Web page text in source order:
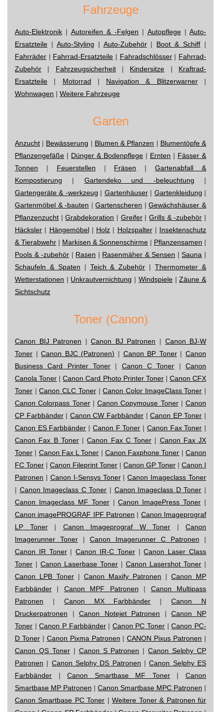
Fahrzeuge
Auto-Elektronik | Autoreifen & -Felgen | Autopflege| Auto-
Ersatzteile | Auto-Styling | Auto-Zubehör| Boot & Schiff |
Fahrräder | Fahrrad-Ersatzteile | Fahradschlösser| Fahrrad-
Zubehör | Fahrzeugsicherheit| Kindersitze | Kraftrad-
Ersatzteile | Motorrad | Navigation & Blitzerwarner|
Wohnwagen | Weitere Fahrzeuge
Garten
Anzucht | Bewässerung | Blumen & Pflanzen | Blumentöpfe &
Pflanzengefäße | Dünger & Bodenpflege | Ernten | Fässer &
Tonnen | Feuerstellen | Fräsen |Gartenabfall &
Kompostierung | Gartendeko und -beleuchtung |
Gartengeräte & -werkzeug | Gartenhäuser| Gartenkleidung |
Gartenmöbel & -bauten |Gartenscheren |Gewächshäuser &
Pflanzenzucht |Grabdekoration | Greifer|Grills & -zubehör |
Häcksler | Hängemöbel| Holz | Holzspalter| Insektenschutz
& Tierabwehr | Markisen & Sonnenschirme | Pflanzensamen |
Pools & -zubehör | Rasen | Rasenmäher & Sensen |Sauna |
Schaufeln & Spaten | Teich & Zubehör |Thermometer &
Wetterstationen | Unkrautvernichtung | Windspiele|Zäune &
Sichtschutz
Toner (Canon)
Canon BIJ Patronen |Canon BJ Patronen | Canon BJ-W
Toner |Canon BJC (Patronen) | Canon BP Toner|Canon
Business Card Printer Toner | Canon C Toner |Canon
Canola Toner |Canon Card Photo Printer Toner| Canon CFX
Toner |Canon CLC Toner|Canon Color ImageClass Toner |
Canon Colorpass Toner| Canon Copymouse Toner| Canon
CP Farbbänder| Canon CW Farbbänder |Canon EP Toner |
Canon ES Farbbänder | Canon F Toner | Canon Fax Toner |
Canon Fax B Toner|Canon Fax C Toner | Canon Fax JX
Toner | Canon Fax L Toner | Canon Faxphone Toner |Canon
FC Toner | Canon Fileprint Toner | Canon GP Toner | Canon I
Patronen | Canon I-Sensys Toner|Canon Imageclass Toner
| Canon Imageclass C Toner | Canon Imageclass D Toner |
Canon Imageclass MF Toner|Canon ImagePress Toner |
Canon imagePROGRAF IPF Patronen | Canon Imageprograf
LP Toner| Canon Imageprograf W Toner | Canon
Imagerunner Toner | Canon Imagerunner C Patronen |
Canon IR Toner|Canon IR-C Toner|Canon Laser Class
Toner | Canon Laserbase Toner | Canon Lasershot Toner |
Canon LPB Toner | Canon Maxify Patronen | Canon MP
Farbbänder | Canon MPF Patronen | Canon Multipass
Patronen | Canon MX Farbbänder |Canon N
Druckerpatronen |Canon Notejet Patronen |Canon NP
Toner |Canon P Farbbänder| Canon PC Toner |Canon PC-
D Toner| Canon Pixma Patronen |CANON Pixus Patronen |
Canon QS Toner| Canon S Patronen |Canon Selphy CP
Patronen | Canon Selphy DS Patronen |Canon Selphy ES
Farbbänder |Canon Smartbase MF Toner|Canon
Smartbase MP Patronen | Canon Smartbase MPC Patronen |
Canon Smartbase PC Toner |Weitere Toner & Patronen für